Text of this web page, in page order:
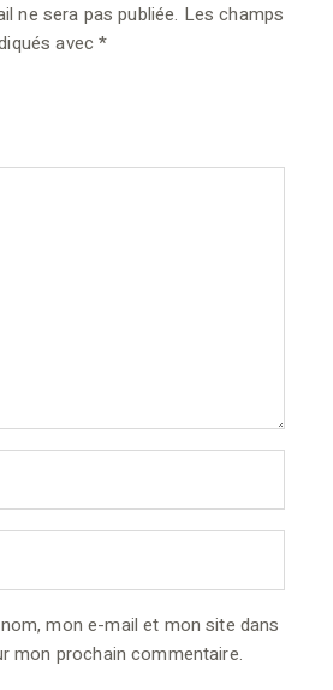
ne sera pas publiée. Les champs
avec*
mon e-mail et mon site dans
mon prochain commentaire.